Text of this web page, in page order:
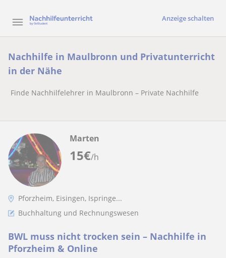
Anzeige schalten
Nachhilfe in Maulbronn und Privatunterricht
in der Nähe
Finde Nachhilfelehrer in Maulbronn – Private Nachhilfe
15€/h
Marten
Pforzheim, Eisingen, Ispringe...
Buchhaltung und Rechnungswesen
BWL muss nicht trocken sein – Nachhilfe in
Pforzheim & Online